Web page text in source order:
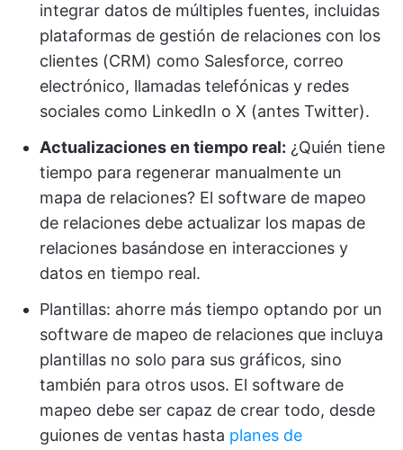
integrar datos de múltiples fuentes, incluidas
plataformas de gestión de relaciones con los
clientes (CRM) como Salesforce, correo
electrónico, llamadas telefónicas y redes
sociales como LinkedIn o X (antes Twitter).
Actualizaciones en tiempo real: ¿Quién tiene
tiempo para regenerar manualmente un
mapa de relaciones? El software de mapeo
de relaciones debe actualizar los mapas de
relaciones basándose en interacciones y
datos en tiempo real.
Plantillas: ahorre más tiempo optando por un
software de mapeo de relaciones que incluya
plantillas no solo para sus gráficos, sino
también para otros usos. El software de
mapeo debe ser capaz de crear todo, desde
guiones de ventas hasta planes de